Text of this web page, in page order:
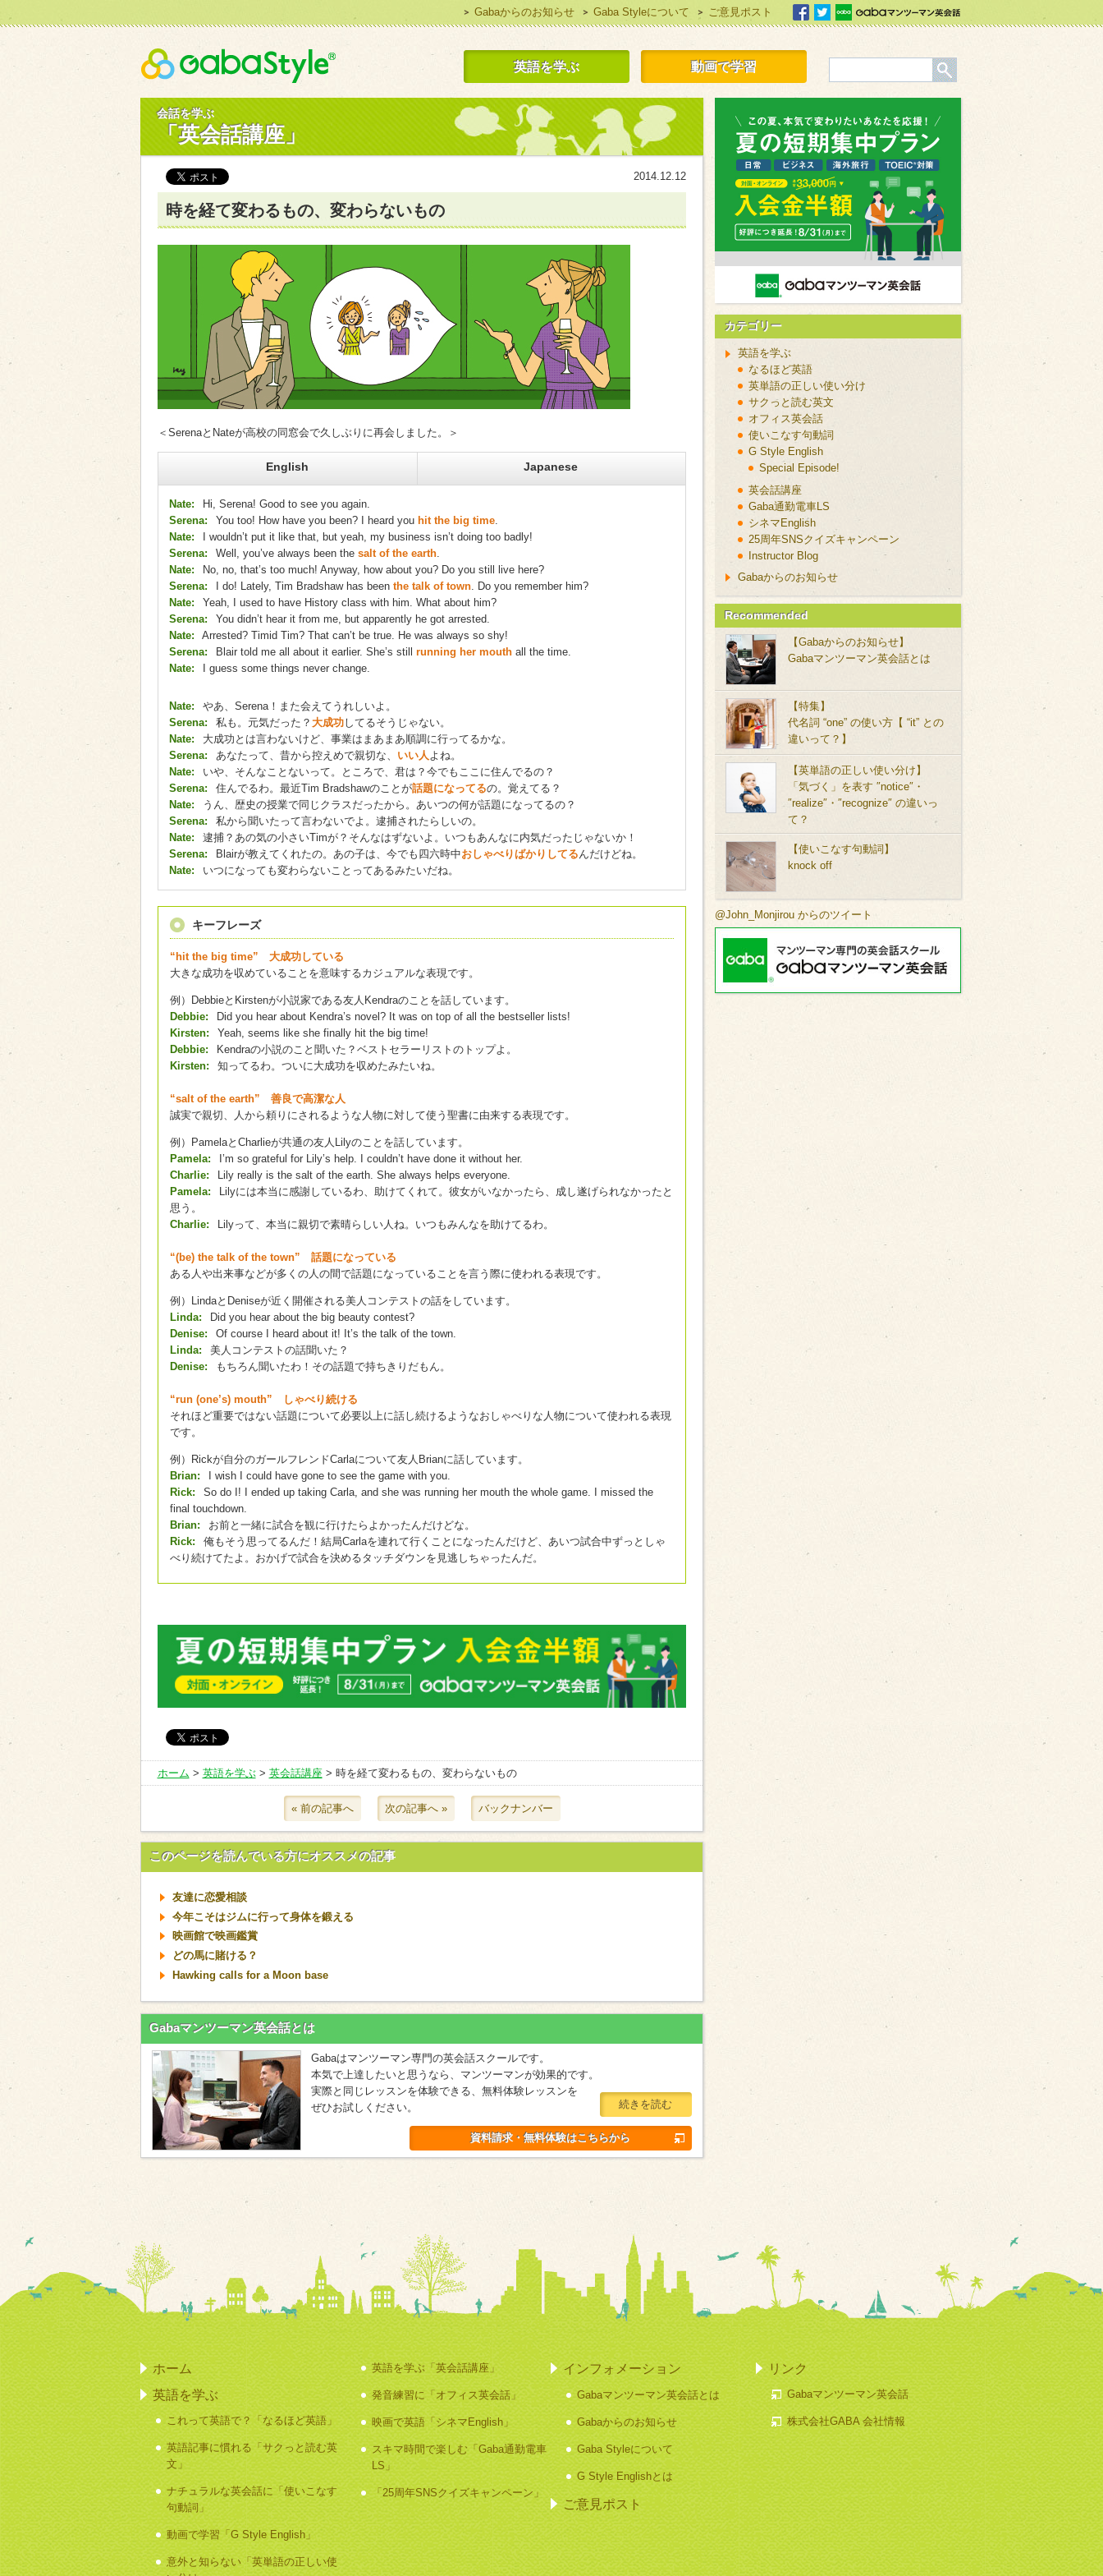
Gabaからのお知らせ Gaba Styleについて ご意見ポスト facebook
Twitter Gabaマンツーマン英会話
Gaba Style 無料で英語学習 英語を学ぶ 動画で学習
会話を学ぶ
「英会話講座」
2014.12.12
時を経て変わるもの、変わらないもの
＜SerenaとNateが高校の同窓会で久しぶりに再会しました。＞
English Japanese
Nate:
Hi, Serena! Good to see you again.
Serena:
You too! How have you been? I heard you hit the big time.
Nate:
I wouldn’t put it like that, but yeah, my business isn’t doing too badly!
Serena:
Well, you’ve always been the salt of the earth.
Nate:
No, no, that’s too much! Anyway, how about you? Do you still live here?
Serena:
I do! Lately, Tim Bradshaw has been the talk of town. Do you remember him?
Nate:
Yeah, I used to have History class with him. What about him?
Serena:
You didn’t hear it from me, but apparently he got arrested.
Nate:
Arrested? Timid Tim? That can’t be true. He was always so shy!
Serena:
Blair told me all about it earlier. She’s still running her mouth all the time.
Nate:
I guess some things never change.
Nate:
やあ、Serena！また会えてうれしいよ。
Serena:
私も。元気だった？ 大成功してるそうじゃない。
Nate:
大成功とは言わないけど、事業はまあまあ順調に行ってるかな。
Serena:
あなたって、昔から控えめで親切な、 いい人よね。
Nate:
いや、そんなことないって。ところで、君は？今でもここに住んでるの？
Serena:
住んでるわ。最近Tim Bradshawのことが話題になってるの。覚えてる？
Nate:
うん、歴史の授業で同じクラスだったから。あいつの何が話題になってるの？
Serena:
私から聞いたって言わないでよ。逮捕されたらしいの。
Nate:
逮捕？あの気の小さいTimが？そんなはずないよ。いつもあんなに内気だったじゃないか！
Serena:
Blairが教えてくれたの。あの子は、今でも四六時中おしゃべりばかりしてるんだけどね。
Nate:
いつになっても変わらないことってあるみたいだね。
キーフレーズ
“hit the big time” 大成功している
大きな成功を収めていることを意味するカジュアルな表現です。
例）DebbieとKirstenが小説家である友人Kendraのことを話しています。
Debbie:
Did you hear about Kendra’s novel? It was on top of all the bestseller lists!
Kirsten:
Yeah, seems like she finally hit the big time!
Debbie:
Kendraの小説のこと聞いた？ベストセラーリストのトップよ。
Kirsten:
知ってるわ。ついに大成功を収めたみたいね。
“salt of the earth” 善良で高潔な人
誠実で親切、人から頼りにされるような人物に対して使う聖書に由来する表現です。
例）PamelaとCharlieが共通の友人Lilyのことを話しています。
Pamela:
I’m so grateful for Lily’s help. I couldn’t have done it without her.
Charlie:
Lily really is the salt of the earth. She always helps everyone.
Pamela:
Lilyには本当に感謝しているわ、助けてくれて。彼女がいなかったら、成し遂げられなかったと
思う。
Charlie:
Lilyって、本当に親切で素晴らしい人ね。いつもみんなを助けてるわ。
“(be) the talk of the town” 話題になっている
ある人や出来事などが多くの人の間で話題になっていることを言う際に使われる表現です。
例）LindaとDeniseが近く開催される美人コンテストの話をしています。
Linda:
Did you hear about the big beauty contest?
Denise:
Of course I heard about it! It’s the talk of the town.
Linda:
美人コンテストの話聞いた？
Denise:
もちろん聞いたわ！その話題で持ちきりだもん。
“run (one’s) mouth” しゃべり続ける
それほど重要ではない話題について必要以上に話し続けるようなおしゃべりな人物について使われる表現
です。
例）Rickが自分のガールフレンドCarlaについて友人Brianに話しています。
Brian:
I wish I could have gone to see the game with you.
Rick:
So do I! I ended up taking Carla, and she was running her mouth the whole game. I missed the
final touchdown.
Brian:
お前と一緒に試合を観に行けたらよかったんだけどな。
Rick:
俺もそう思ってるんだ！結局Carlaを連れて行くことになったんだけど、あいつ試合中ずっとしゃ
べり続けてたよ。おかげで試合を決めるタッチダウンを見逃しちゃったんだ。
ホーム > 英語を学ぶ> 英会話講座> 時を経て変わるもの、変わらないもの
« 前の記事へ 次の記事へ » バックナンバー
このページを読んでいる方にオススメの記事
友達に恋愛相談
今年こそはジムに行って身体を鍛える
映画館で映画鑑賞
どの馬に賭ける？
Hawking calls for a Moon base
Gabaマンツーマン英会話とは
Gabaはマンツーマン専門の英会話スクールです。
本気で上達したいと思うなら、マンツーマンが効果的です。
実際と同じレッスンを体験できる、無料体験レッスンを
ぜひお試しください。
続きを読む
資料請求・無料体験はこちらから
カテゴリー
英語を学ぶ
なるほど英語
英単語の正しい使い分け
サクっと読む英文
オフィス英会話
使いこなす句動詞
G Style English
Special Episode!
英会話講座
Gaba通勤電車LS
シネマEnglish
25周年SNSクイズキャンペーン
Instructor Blog
Gabaからのお知らせ
Recommended
【Gabaからのお知らせ】
Gabaマンツーマン英会話とは
【特集】
代名詞 “one” の使い方【 “it” との
違いって？】
【英単語の正しい使い分け】
「気づく」を表す ″notice″・
″realize″・″recognize″ の違いっ
て？
【使いこなす句動詞】
knock off
@John_Monjirou からのツイート
ホーム
英語を学ぶ
これって英語で？「なるほど英語」
英語記事に慣れる「サクっと読む英
文」
ナチュラルな英会話に「使いこなす
句動詞」
動画で学習「G Style English」
意外と知らない「英単語の正しい使
英語を学ぶ「英会話講座」
発音練習に「オフィス英会話」
映画で英語「シネマEnglish」
スキマ時間で楽しむ「Gaba通勤電車
LS」
「25周年SNSクイズキャンペーン」
インフォメーション
Gabaマンツーマン英会話とは
Gabaからのお知らせ
Gaba Styleについて
G Style Englishとは
ご意見ポスト
リンク
Gabaマンツーマン英会話
株式会社GABA 会社情報